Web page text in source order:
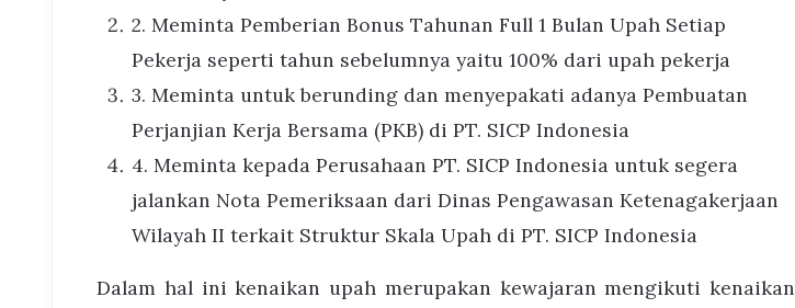
2. Meminta Pemberian Bonus Tahunan Full 1 Bulan Upah Setiap
Pekerja seperti tahun sebelumnya yaitu 100% dari upah pekerja
3. Meminta untuk berunding dan menyepakati adanya Pembuatan
Perjanjian Kerja Bersama (PKB) di PT. SICP Indonesia
4. Meminta kepada Perusahaan PT. SICP Indonesia untuk segera
jalankan Nota Pemeriksaan dari Dinas Pengawasan Ketenagakerjaan
Wilayah II terkait Struktur Skala Upah di PT. SICP Indonesia
Dalam hal ini kenaikan upah merupakan kewajaran mengikuti kenaikan